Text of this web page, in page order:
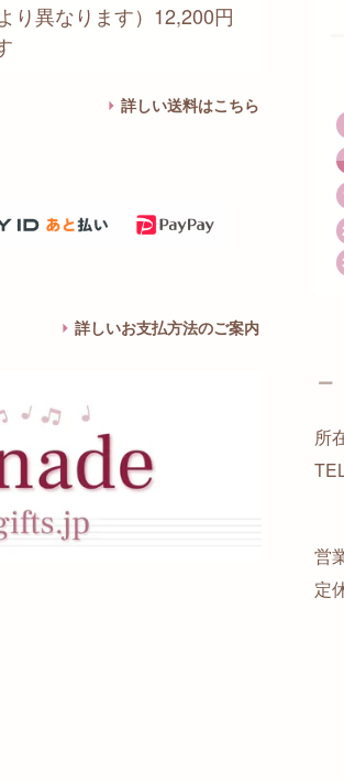
り異なります）12,200円
詳しい送料はこちら
詳しいお支払方法のご案内
所
営
定